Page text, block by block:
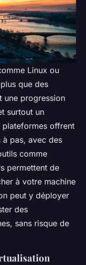
Linux ou
que des
une progression
surtout un
plateformes offrent
pas, avec des
comme
permettent de
à votre machine
peut y déployer
des
sans risque de